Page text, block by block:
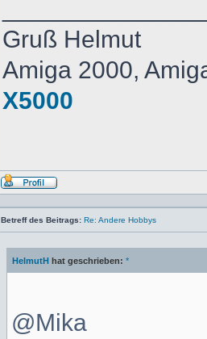
Gruß Helmut
Amiga 2000,
X5000
Profil
Betreff des Beitrags: Re: Andere Hobbys
HelmutH hat geschrieben: *
@Mika